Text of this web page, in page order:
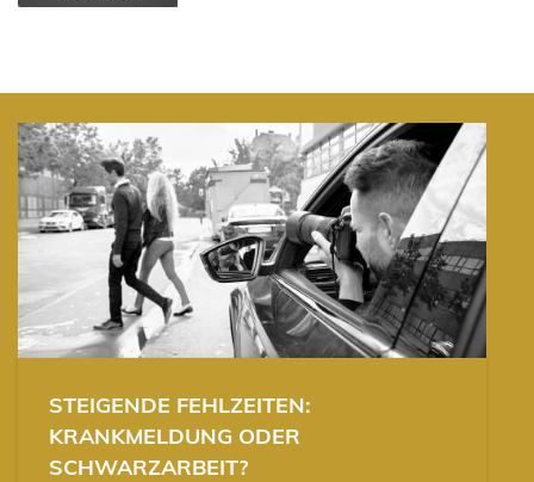
STEIGENDE FEHLZEITEN:
KRANKMELDUNG ODER
SCHWARZARBEIT?